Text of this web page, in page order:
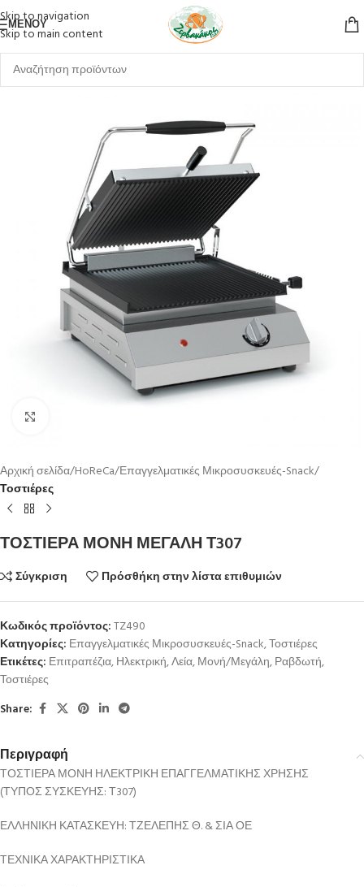
Skip to navigation
Skip to main content
ΜΕΝΟΎ
Αρχική σελίδα HoReCa Επαγγελματικές Μικροσυσκευές-Snack
Τοστιέρες
ΤΟΣΤΙΕΡΑ ΜΟΝΗ ΜΕΓΑΛΗ Τ307
Σύγκριση Πρόσθήκη στην λίστα επιθυμιών
Κωδικός προϊόντος:TZ490
Κατηγορίες: Επαγγελματικές Μικροσυσκευές-Snack,Τοστιέρες
Ετικέτες: Επιτραπέζια,Ηλεκτρική,Λεία,Μονή/Μεγάλη,Ραβδωτή,
Τοστιέρες
Share:
Περιγραφή
ΤΟΣΤΙΕΡΑ ΜΟΝΗ ΗΛΕΚΤΡΙΚΗ ΕΠΑΓΓΕΛΜΑΤΙΚΗΣ ΧΡΗΣΗΣ
(ΤΥΠΟΣ ΣΥΣΚΕΥΗΣ: Τ307)
ΕΛΛΗΝΙΚΗ ΚΑΤΑΣΚΕΥΗ: ΤΖΕΛΕΠΗΣ Θ. & ΣΙΑ ΟΕ
ΤΕΧΝΙΚΑ ΧΑΡΑΚΤΗΡΙΣΤΙΚΑ